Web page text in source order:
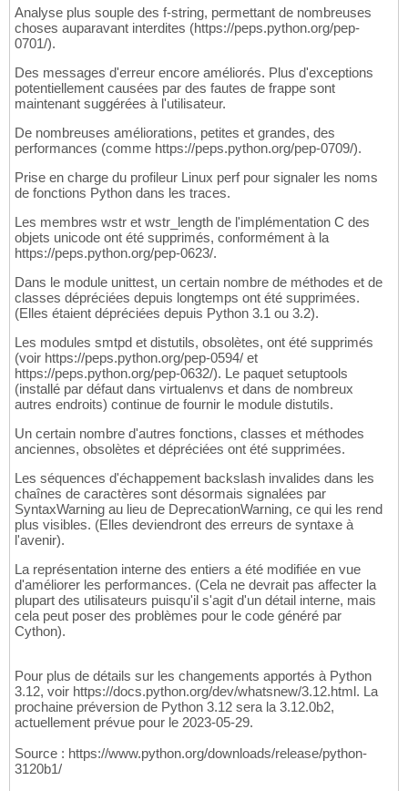
Analyse plus souple des f-string, permettant de nombreuses
choses auparavant interdites (https://peps.python.org/pep-
0701/).
Des messages d'erreur encore améliorés. Plus d'exceptions
potentiellement causées par des fautes de frappe sont
maintenant suggérées à l'utilisateur.
De nombreuses améliorations, petites et grandes, des
performances (comme https://peps.python.org/pep-0709/).
Prise en charge du profileur Linux perf pour signaler les noms
de fonctions Python dans les traces.
Les membres wstr et wstr_length de l'implémentation C des
objets unicode ont été supprimés, conformément à la
https://peps.python.org/pep-0623/.
Dans le module unittest, un certain nombre de méthodes et de
classes dépréciées depuis longtemps ont été supprimées.
(Elles étaient dépréciées depuis Python 3.1 ou 3.2).
Les modules smtpd et distutils, obsolètes, ont été supprimés
(voir https://peps.python.org/pep-0594/ et
https://peps.python.org/pep-0632/). Le paquet setuptools
(installé par défaut dans virtualenvs et dans de nombreux
autres endroits) continue de fournir le module distutils.
Un certain nombre d'autres fonctions, classes et méthodes
anciennes, obsolètes et dépréciées ont été supprimées.
Les séquences d'échappement backslash invalides dans les
chaînes de caractères sont désormais signalées par
SyntaxWarning au lieu de DeprecationWarning, ce qui les rend
plus visibles. (Elles deviendront des erreurs de syntaxe à
l'avenir).
La représentation interne des entiers a été modifiée en vue
d'améliorer les performances. (Cela ne devrait pas affecter la
plupart des utilisateurs puisqu'il s'agit d'un détail interne, mais
cela peut poser des problèmes pour le code généré par
Cython).
Pour plus de détails sur les changements apportés à Python
3.12, voir https://docs.python.org/dev/whatsnew/3.12.html. La
prochaine préversion de Python 3.12 sera la 3.12.0b2,
actuellement prévue pour le 2023-05-29.
Source : https://www.python.org/downloads/release/python-
3120b1/